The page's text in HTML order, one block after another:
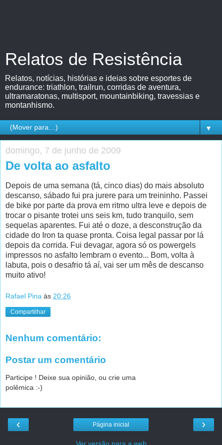
Relatos de Resistência
Relatos, notícias, histórias e ideias sobre esportes de
endurance: triathlon, trailrun, corridas de aventura,
ultramaratonas, multisport, mountainbiking, travessias e
montanhismo.
▼
domingo, 7 de junho de 2009
De volta ao asfalto
Depois de uma semana (tá, cinco dias) do mais absoluto
descanso, sábado fui pra jurere para um treininho. Passei
de bike por parte da prova em ritmo ultra leve e depois de
trocar o pisante trotei uns seis km, tudo tranquilo, sem
sequelas aparentes. Fui até o doze, a desconstrução da
cidade do Iron ta quase pronta. Coisa legal passar por lá
depois da corrida. Fui devagar, agora só os powergels
impressos no asfalto lembram o evento... Bom, volta à
labuta, pois o desafrio tá aí, vai ser um mês de descanso
muito ativo!
Rafael Pina às 20:26
Compartilhar
Nenhum comentário:
Postar um comentário
Participe ! Deixe sua opinião, ou crie uma
polêmica :-)
‹ ›
Página inicial
Ver versão para a web